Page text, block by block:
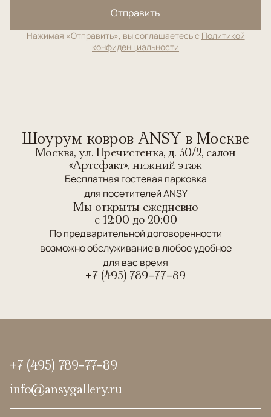
Отправить
Нажимая «Отправить», вы соглашаетесь с Политикой
конфиденциальности
Шоурум ковров ANSY в Москве
Москва, ул. Пречистенка, д. 30/2, салон
«Артефакт», нижний этаж
Бесплатная гостевая парковка
для посетителей ANSY
Мы открыты ежедневно
c 12:00 до 20:00
По предварительной договоренности
возможно обслуживание в любое удобное
для вас время
+7 (495) 789-77-89
+7 (495) 789-77-89
info@ansygallery.ru